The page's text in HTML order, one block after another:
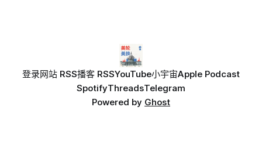
登录网站 RSS播客 RSSYouTube小宇宙Apple Podcast
SpotifyThreadsTelegram
Powered by Ghost